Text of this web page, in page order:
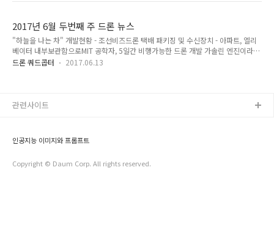
2017년 6월 두번째 주 드론 뉴스
"하늘을 나는 차" 개발현황 - 조선비즈드론 택배 패키징 및 수신장치 - 아파트, 엘리
베이터 내부보관함으로MIT 공학자, 5일간 비행가능한 드론 개발 가솔린 엔진이라고
Drone Hero Europe, 탑10 후보 선정네덜란드 드론을 사용하여 해상 풍력발전소
다.라트비아의 Aerones Ltd, 소방드론 개발.스웨덴, 심장 제세동기 운송 드론으로 인
드론 쿼드콥터 2017.06.13
인공지능 이미지와 프롬프트
Copyright © Daum Corp. All rights reserved.
관련사이트